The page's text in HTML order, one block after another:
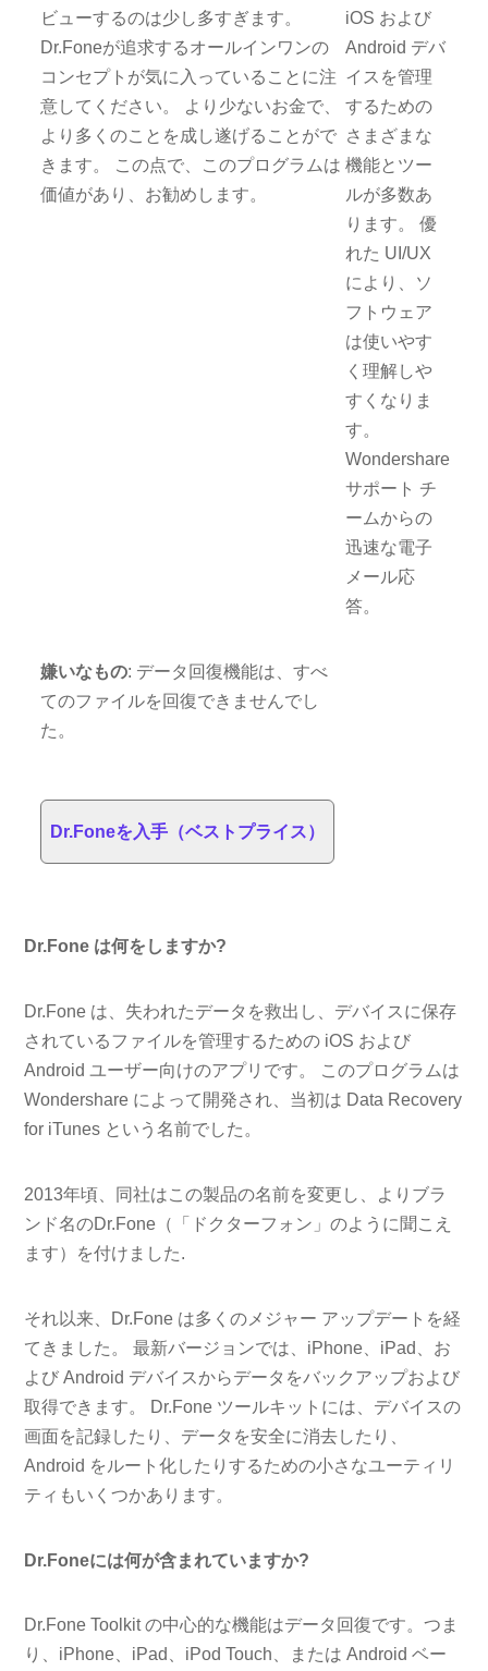
ビューするのは少し多すぎます。
Dr.Foneが追求するオールインワンの
コンセプトが気に入っていることに注
意してください。 より少ないお金で、
より多くのことを成し遂げることがで
きます。 この点で、このプログラムは
価値があり、お勧めします。
iOS および
Android デバ
イスを管理
するための
さまざまな
機能とツー
ルが多数あ
ります。 優
れた UI/UX
により、ソ
フトウェア
は使いやす
く理解しや
すくなりま
す。
Wondershare
サポート チ
ームからの
迅速な電子
メール応
答。
嫌いなもの: データ回復機能は、すべ
てのファイルを回復できませんでし
た。
Dr.Foneを入手（ベストプライス）
Dr.Fone は何をしますか?
Dr.Fone は、失われたデータを救出し、デバイスに保存
されているファイルを管理するための iOS および
Android ユーザー向けのアプリです。 このプログラムは
Wondershare によって開発され、当初は Data Recovery
for iTunes という名前でした。
2013年頃、同社はこの製品の名前を変更し、よりブラ
ンド名のDr.Fone（「ドクターフォン」のように聞こえ
ます）を付けました.
それ以来、Dr.Fone は多くのメジャー アップデートを経
てきました。 最新バージョンでは、iPhone、iPad、お
よび Android デバイスからデータをバックアップおよび
取得できます。 Dr.Fone ツールキットには、デバイスの
画面を記録したり、データを安全に消去したり、
Android をルート化したりするための小さなユーティリ
ティもいくつかあります。
Dr.Foneには何が含まれていますか?
Dr.Fone Toolkit の中心的な機能はデータ回復です。つま
り、iPhone、iPad、iPod Touch、または Android ベー